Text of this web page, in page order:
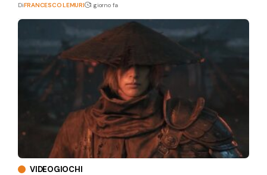
DiFRANCESCO LEMURI 1 giorno fa
VIDEOGIOCHI